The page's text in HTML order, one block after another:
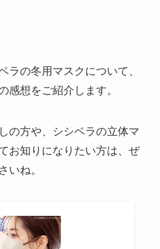
ラの冬用マスクについて、
感想をご紹介します。
の方や、シシベラの立体マ
お知りになりたい方は、ぜ
いね。